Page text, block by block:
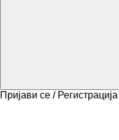
Пријави се / Регистрација